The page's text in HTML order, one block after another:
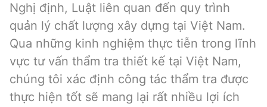
Nghị định, Luật liên quan đến quy trình
quản lý chất lượng xây dựng tại Việt Nam.
Qua những kinh nghiệm thực tiễn trong lĩnh
vực tư vấn thẩm tra thiết kế tại Việt Nam,
chúng tôi xác định công tác thẩm tra được
thực hiện tốt sẽ mang lại rất nhiều lợi ích